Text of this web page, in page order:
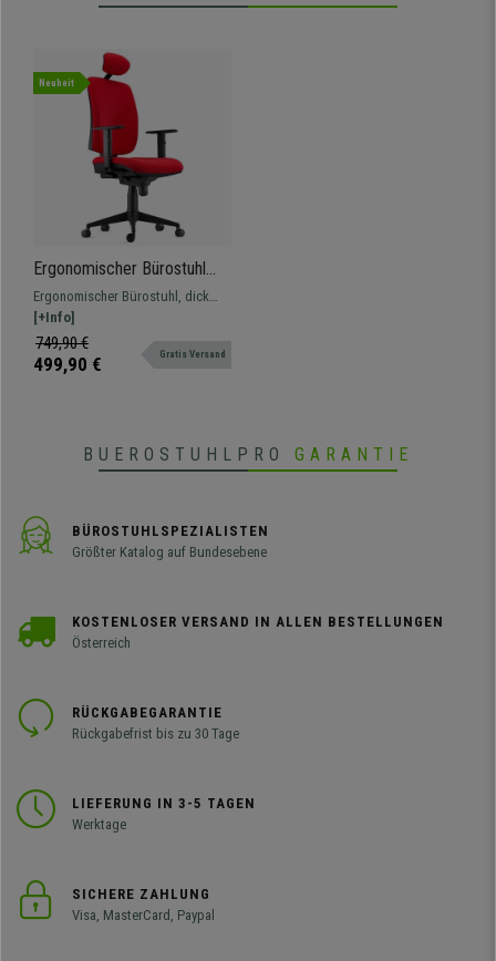
Neuheit
Ergonomischer Bürostuhl
PIERO, mit Kopfstütze und
verstellbaren Armlehnen,
Stoffbezug, Farbe Rot
Ergonomischer Bürostuhl, dick
ausgepolstert, sehr bequem, mit
verstellbaren Armlehnen. Für die
intensive 8 H Nutzung geeignet
[+Info]
749,90 €
499,90 € Gratis Versand
BUEROSTUHLPRO GARANTIE
BÜROSTUHLSPEZIALISTEN
Größter Katalog auf Bundesebene
KOSTENLOSER VERSAND IN ALLEN BESTELLUNGEN
Österreich
RÜCKGABEGARANTIE
Rückgabefrist bis zu 30 Tage
LIEFERUNG IN 3-5 TAGEN
Werktage
SICHERE ZAHLUNG
Visa, MasterCard, Paypal